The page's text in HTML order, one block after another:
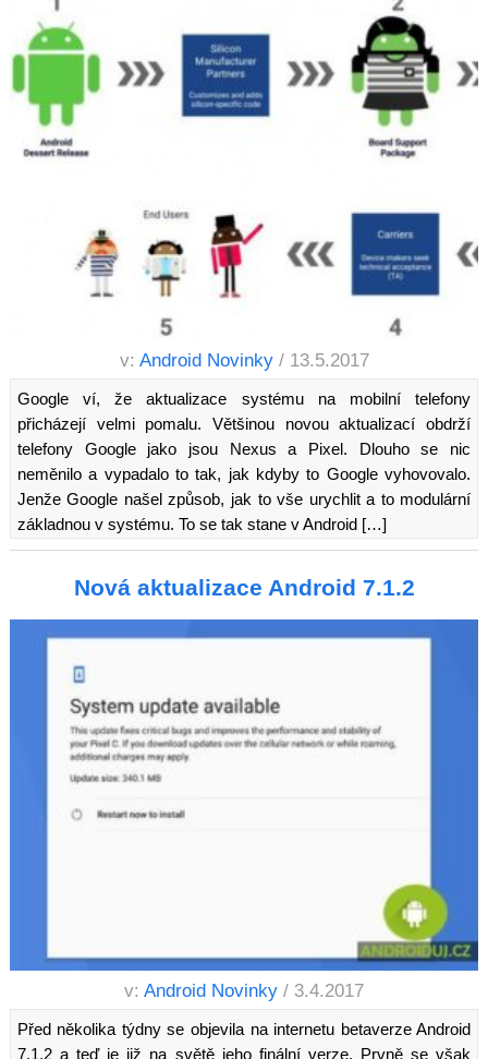
v: Android Novinky / 13.5.2017
Google ví, že aktualizace systému na mobilní telefony
přicházejí velmi pomalu. Většinou novou aktualizací obdrží
telefony Google jako jsou Nexus a Pixel. Dlouho se nic
neměnilo a vypadalo to tak, jak kdyby to Google vyhovovalo.
Jenže Google našel způsob, jak to vše urychlit a to modulární
základnou v systému. To se tak stane v Android […]
Nová aktualizace Android 7.1.2
v: Android Novinky / 3.4.2017
Před několika týdny se objevila na internetu betaverze Android
7.1.2 a teď je již na světě jeho finální verze. Prvně se však